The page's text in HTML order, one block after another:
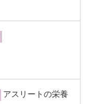
アスリートの栄養